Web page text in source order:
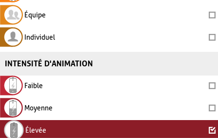
Équipe
Individuel
INTENSITÉ D'ANIMATION
Faible
Moyenne
Élevée